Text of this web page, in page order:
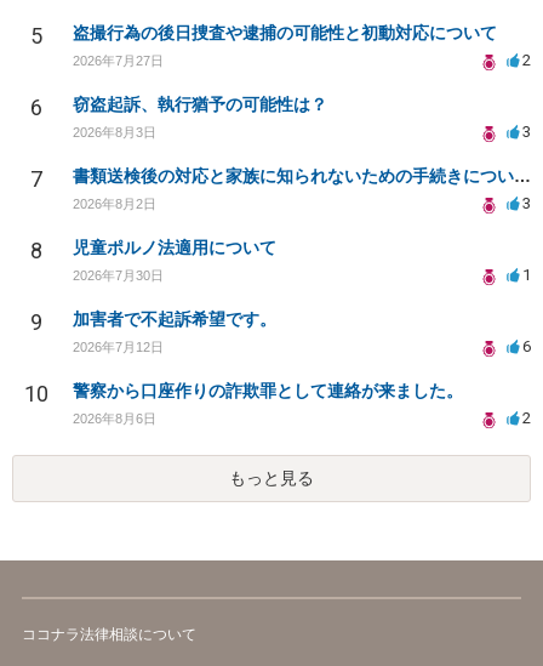
5 盗撮行為の後日捜査や逮捕の可能性と初動対応について
2026年7月27日 2
6 窃盗起訴、執行猶予の可能性は？
2026年8月3日 3
7 書類送検後の対応と家族に知られないための手続きについて相談
2026年8月2日 3
8 児童ポルノ法適用について
2026年7月30日 1
9 加害者で不起訴希望です。
2026年7月12日 6
10 警察から口座作りの詐欺罪として連絡が来ました。
2026年8月6日 2
もっと見る
ココナラ法律相談について